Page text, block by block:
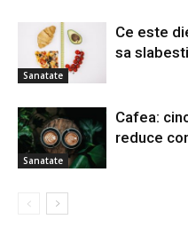
Sanatate
Ce este
sa
Sanatate
Cafea:
reduce